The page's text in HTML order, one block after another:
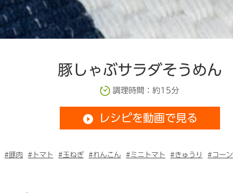
豚しゃぶサラダそうめん
調理時間：約15分
play_circle_filled レシピを動画で見る
#豚肉 #トマト #玉ねぎ #れんこん #ミニトマト #きゅうり #コーン